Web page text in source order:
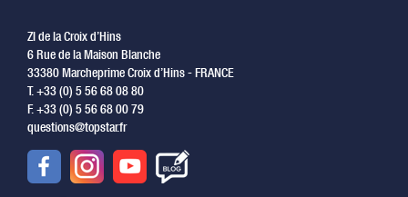
ZI de la Croix d’Hins
6 Rue de la Maison Blanche
33380 Marcheprime Croix d’Hins - FRANCE
T. +33 (0) 5 56 68 08 80
F. +33 (0) 5 56 68 00 79
questions@topstar.fr